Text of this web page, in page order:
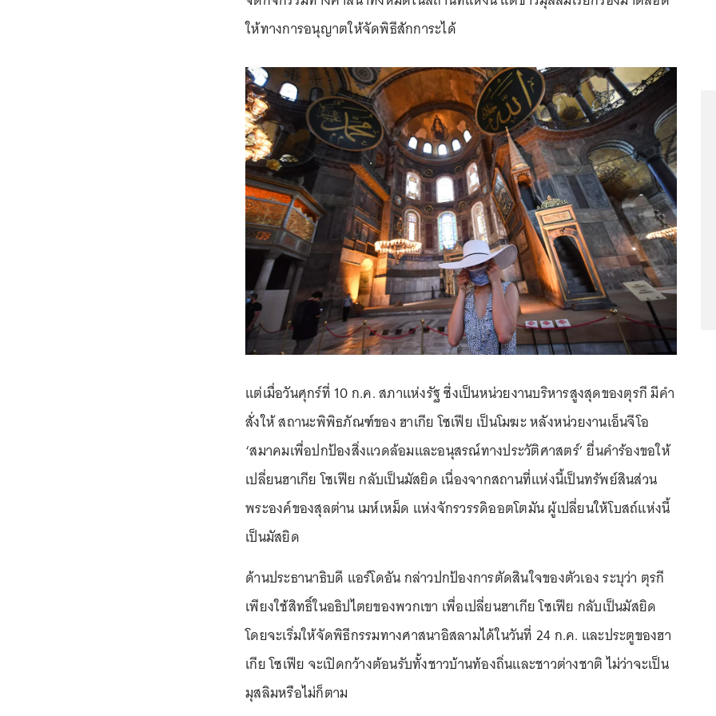
ให้ทางการอนุญาตให้จัดพิธีสักการะได้
แต่เมื่อวันศุกร์ที่ 10 ก.ค. สภาแห่งรัฐ ซึ่งเป็นหน่วยงานบริหารสูงสุดของตุรกี มีคำ
สั่งให้ สถานะพิพิธภัณฑ์ของ ฮาเกีย โซเฟีย เป็นโมฆะ หลังหน่วยงานเอ็นจีโอ
‘สมาคมเพื่อปกป้องสิ่งแวดล้อมและอนุสรณ์ทางประวัติศาสตร์’ ยื่นคำร้องขอให้
เปลี่ยนฮาเกีย โซเฟีย กลับเป็นมัสยิด เนื่องจากสถานที่แห่งนี้เป็นทรัพย์สินส่วน
พระองค์ของสุลต่าน เมห์เหม็ด แห่งจักรวรรดิออตโตมัน ผู้เปลี่ยนให้โบสถ์แห่งนี้
เป็นมัสยิด
ด้านประธานาธิบดี แอร์โดอัน กล่าวปกป้องการตัดสินใจของตัวเอง ระบุว่า ตุรกี
เพียงใช้สิทธิ์ในอธิปไตยของพวกเขา เพื่อเปลี่ยนฮาเกีย โซเฟีย กลับเป็นมัสยิด
โดยจะเริ่มให้จัดพิธีกรรมทางศาสนาอิสลามได้ในวันที่ 24 ก.ค. และประตูของฮา
เกีย โซเฟีย จะเปิดกว้างต้อนรับทั้งชาวบ้านท้องถิ่นและชาวต่างชาติ ไม่ว่าจะเป็น
มุสลิมหรือไม่ก็ตาม